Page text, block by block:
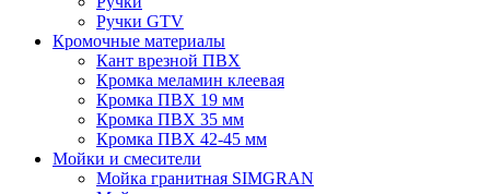
Ручки GTV
Кромочные материалы
Кант врезной ПВХ
Кромка меламин клеевая
Кромка ПВХ 19 мм
Кромка ПВХ 35 мм
Кромка ПВХ 42-45 мм
Мойки и смесители
Мойка гранитная SIMGRAN